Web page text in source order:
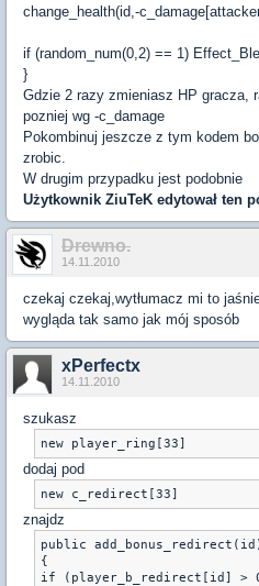
change_health(id,-
if (random_num(0,2) == 1)
}
Gdzie 2 razy zmieniasz HP gracza,
pozniej wg -c_damage
Pokombinuj jeszcze z tym kodem
zrobic.
W drugim przypadku jest podobnie
Użytkownik ZiuTeK edytował ten
Drewno.
14.11.2010
czekaj czekaj,wytłumacz mi to
wygląda tak samo jak mój sposób
xPerfectx
14.11.2010
szukasz
dodaj pod
new c_redirect[33]
znajdz
public
{
if (player_b_redirect[id] >